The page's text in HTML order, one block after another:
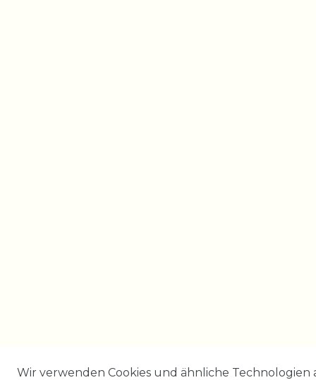
Wir verwenden Cookies und ähnliche